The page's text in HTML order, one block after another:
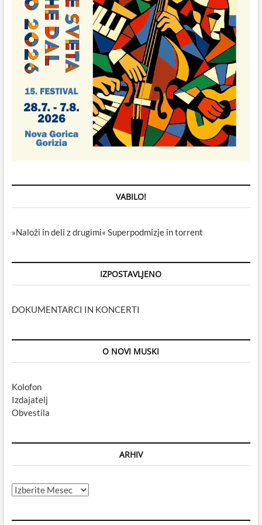
VABILO!
»Naloži in deli z drugimi« Superpodmizje in torrent
IZPOSTAVLJENO
DOKUMENTARCI IN KONCERTI
O NOVI MUSKI
Kolofon
Izdajatelj
Obvestila
ARHIV
Arhiv